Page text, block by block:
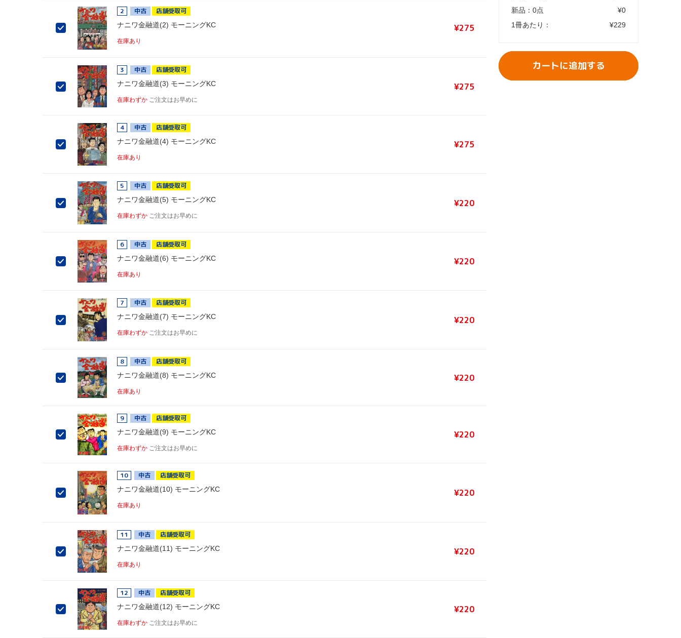
2 中古 店舗受取可
ナニワ金融道(2) モーニングKC
在庫あり
¥275
3 中古 店舗受取可
ナニワ金融道(3) モーニングKC
在庫わずか ご注文はお早めに
¥275
4 中古 店舗受取可
ナニワ金融道(4) モーニングKC
在庫あり
¥275
5 中古 店舗受取可
ナニワ金融道(5) モーニングKC
在庫わずか ご注文はお早めに
¥220
6 中古 店舗受取可
ナニワ金融道(6) モーニングKC
在庫あり
¥220
7 中古 店舗受取可
ナニワ金融道(7) モーニングKC
在庫わずか ご注文はお早めに
¥220
8 中古 店舗受取可
ナニワ金融道(8) モーニングKC
在庫あり
¥220
9 中古 店舗受取可
ナニワ金融道(9) モーニングKC
在庫わずか ご注文はお早めに
¥220
10 中古 店舗受取可
ナニワ金融道(10) モーニングKC
在庫あり
¥220
11 中古 店舗受取可
ナニワ金融道(11) モーニングKC
在庫あり
¥220
12 中古 店舗受取可
ナニワ金融道(12) モーニングKC
在庫わずか ご注文はお早めに
¥220
新品： 0点 ¥0
1冊あたり：
¥229
カートに追加する